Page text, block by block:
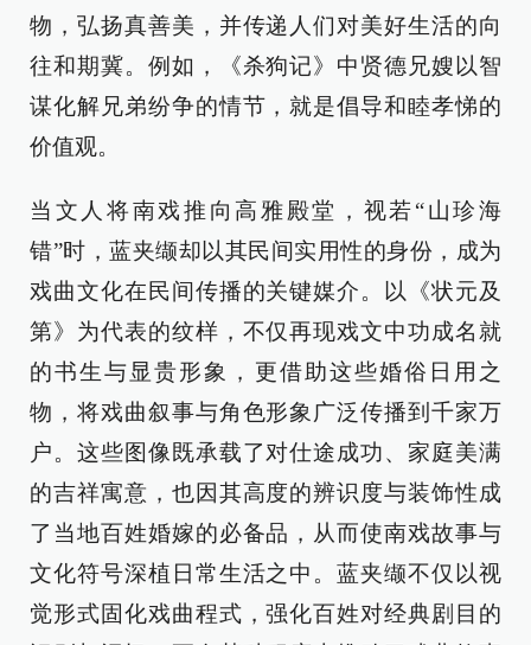
物，弘扬真善美，并传递人们对美好生活的向
往和期冀。例如，《杀狗记》中贤德兄嫂以智
谋化解兄弟纷争的情节，就是倡导和睦孝悌的
价值观。
当文人将南戏推向高雅殿堂，视若“山珍海
错”时，蓝夹缬却以其民间实用性的身份，成为
戏曲文化在民间传播的关键媒介。以《状元及
第》为代表的纹样，不仅再现戏文中功成名就
的书生与显贵形象，更借助这些婚俗日用之
物，将戏曲叙事与角色形象广泛传播到千家万
户。这些图像既承载了对仕途成功、家庭美满
的吉祥寓意，也因其高度的辨识度与装饰性成
了当地百姓婚嫁的必备品，从而使南戏故事与
文化符号深植日常生活之中。蓝夹缬不仅以视
觉形式固化戏曲程式，强化百姓对经典剧目的